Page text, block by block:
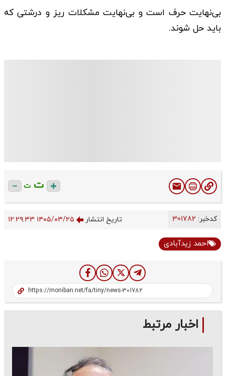
بی‌نهایت حرف است و بی‌نهایت مشکلات ریز و درشتی که
باید حل شوند.
ت ت
کدخبر: تاریخ انتشار ۱۴۰۵/۰۳/۲۵ ۱۲:۲۹:۳۳
احمد زیدآبادی
اخبار مرتبط